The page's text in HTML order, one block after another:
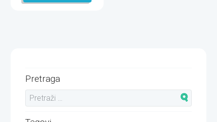
Pretraga